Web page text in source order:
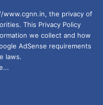
www.cgnn.in, the privacy of
This Privacy Policy
we collect and how
AdSense requirements
laws.